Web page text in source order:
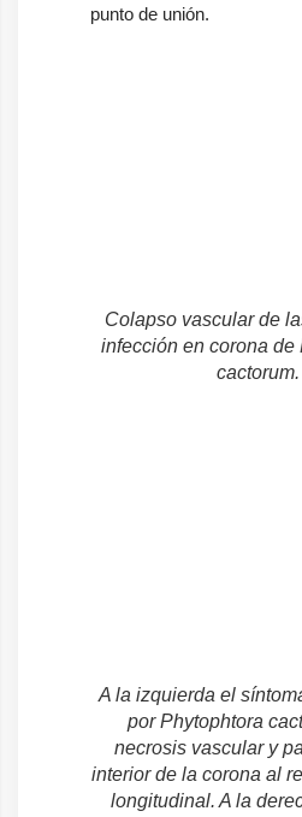
punto de unión.
Colapso vascular de
infección en corona de
cactorum.
A la izquierda el
por Phytophtora
necrosis vascular y
interior de la corona al
longitudinal. A la